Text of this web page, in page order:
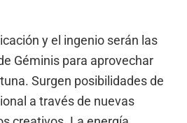
y el ingenio serán las
Géminis para aprovechar
Surgen posibilidades de
a través de nuevas